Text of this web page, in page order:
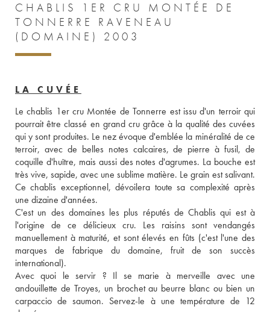
CHABLIS 1ER CRU MONTÉE DE
TONNERRE RAVENEAU
(DOMAINE) 2003
LA CUVÉE
Le chablis 1er cru Montée de Tonnerre est issu d'un terroir qui
pourrait être classé en grand cru grâce à la qualité des cuvées
qui y sont produites. Le nez évoque d'emblée la minéralité de ce
terroir, avec de belles notes calcaires, de pierre à fusil, de
coquille d'huître, mais aussi des notes d'agrumes. La bouche est
très vive, sapide, avec une sublime matière. Le grain est salivant.
Ce chablis exceptionnel, dévoilera toute sa complexité après
une dizaine d'années.
C'est un des domaines les plus réputés de Chablis qui est à
l'origine de ce délicieux cru. Les raisins sont vendangés
manuellement à maturité, et sont élevés en fûts (c'est l'une des
marques de fabrique du domaine, fruit de son succès
international).
Avec quoi le servir ? Il se marie à merveille avec une
andouillette de Troyes, un brochet au beurre blanc ou bien un
carpaccio de saumon. Servez-le à une température de 12